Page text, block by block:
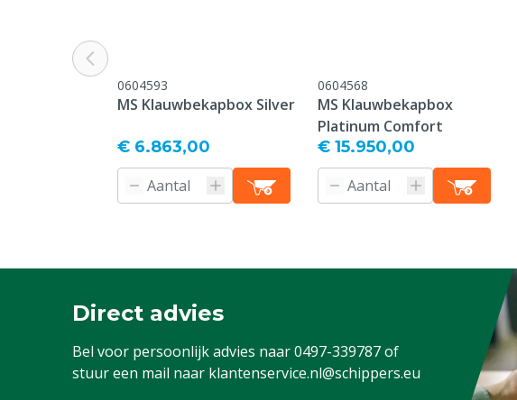
0604593
MS Klauwbekapbox Silver
€ 6.863,00
0604568
MS Klauwbekapbox
Platinum Comfort
€ 15.950,00
Direct advies
Bel voor persoonlijk advies naar0497-339787of
stuur een mail naar klantenservice.nl@schippers.eu